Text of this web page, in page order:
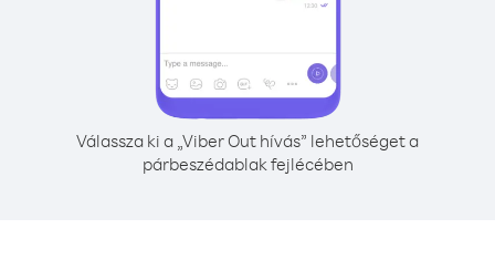
Válassza ki a „Viber Out hívás” lehetőséget a
párbeszédablak fejlécében